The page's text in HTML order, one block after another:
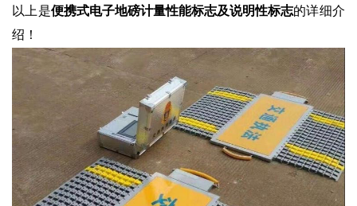
以上是便携式电子地磅计量性能标志及说明性标志的详细介
绍！